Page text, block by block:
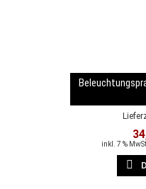
inkl. 7 %